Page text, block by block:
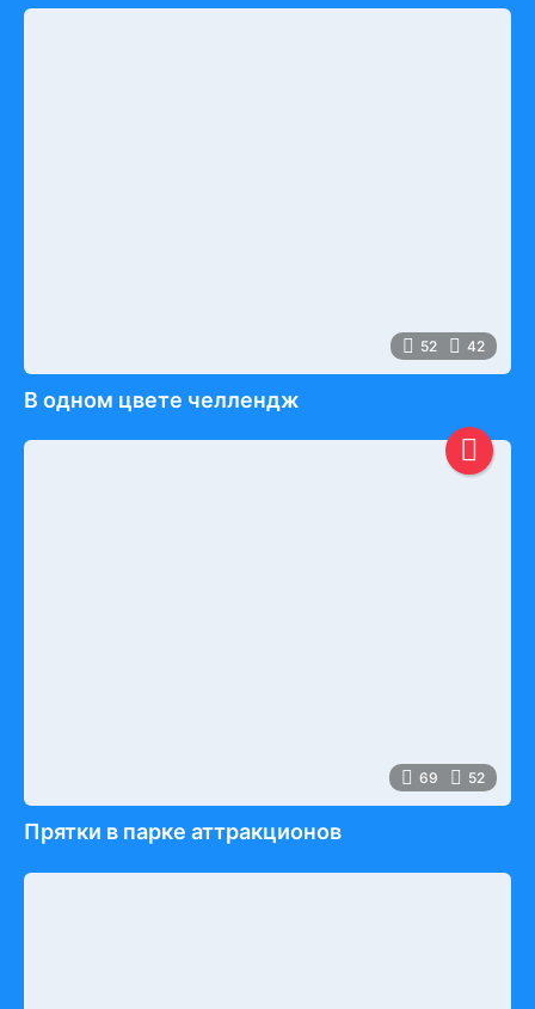
52 42
В одном цвете челлендж
69 52
Прятки в парке аттракционов